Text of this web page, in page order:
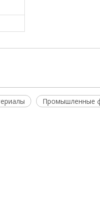
Промышленные